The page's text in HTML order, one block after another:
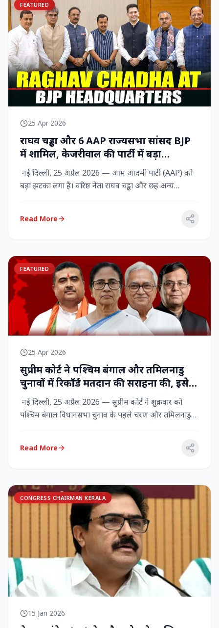
FEATURED
25 Apr 2026
राघव चड्ढा और 6 AAP राज्‍यसभा सांसद BJP
में शामिल, केजरीवाल की पार्टी में बड़ा
राजनीतिक विद्रोह
नई दिल्ली, 25 अप्रैल 2026 — आम आदमी पार्टी (AAP) को
बड़ा झटका लगा है। वरिष्ठ नेता राघव चड्ढा और छह अन्य
Read More
FEATURED
25 Apr 2026
सुप्रीम कोर्ट ने पश्चिम बंगाल और तमिलनाडु
चुनावों में रिकॉर्ड मतदान की सराहना की, इसे
नागरिक शक्ति का प्रदर्शन बताया
नई दिल्ली, 25 अप्रैल 2026 — सुप्रीम कोर्ट ने शुक्रवार को
पश्चिम बंगाल विधानसभा चुनाव के पहले चरण और तमिलनाडु
Read More
CONGRESS CHAIRMAN KERALA
15 Jan 2026